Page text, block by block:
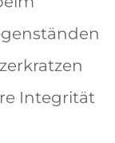
Integrität